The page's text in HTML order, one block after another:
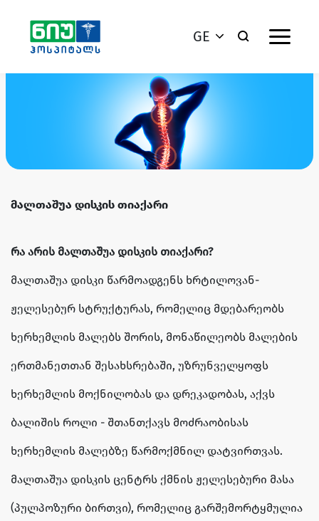
GE
მალთაშუა დისკის თიაქარი
რა არის მალთაშუა დისკის თიაქარი?
მალთაშუა დისკი წარმოადგენს ხრტილოვან-
ჟელესებურ სტრუქტურას, რომელიც მდებარეობს
ხერხემლის მალებს შორის, მონაწილეობს მალების
ერთმანეთთან შესახსრებაში, უზრუნველყოფს
ხერხემლის მოქნილობას და დრეკადობას, აქვს
ბალიშის როლი - შთანთქავს მოძრაობისას
ხერხემლის მალებზე წარმოქმნილ დატვირთვას.
მალთაშუა დისკის ცენტრს ქმნის ჟელესებური მასა
(პულპოზური ბირთვი), რომელიც გარშემორტყმულია